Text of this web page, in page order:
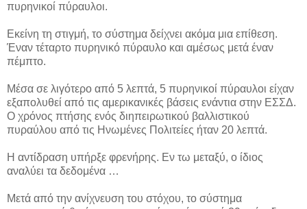
πυρηνικοί πύραυλοι.
Εκείνη τη στιγμή, το σύστημα δείχνει ακόμα μια επίθεση.
Έναν τέταρτο πυρηνικό πύραυλο και αμέσως μετά έναν
πέμπτο.
Μέσα σε λιγότερο από 5 λεπτά, 5 πυρηνικοί πύραυλοι είχαν
εξαπολυθεί από τις αμερικανικές βάσεις ενάντια στην ΕΣΣΔ.
Ο χρόνος πτήσης ενός διηπειρωτικού βαλλιστικού
πυραύλου από τις Ηνωμένες Πολιτείες ήταν 20 λεπτά.
Η αντίδραση υπήρξε φρενήρης. Εν τω μεταξύ, ο ίδιος
αναλύει τα δεδομένα …
Μετά από την ανίχνευση του στόχου, το σύστημα